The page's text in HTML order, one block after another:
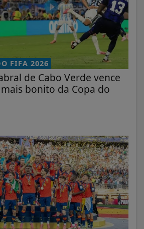
FIFA 2026
de Cabo Verde vence
bonito da Copa do